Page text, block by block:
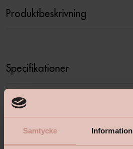
Samtycke Information
Produktbeskrivning
Specifikationer
Relaterade produkter